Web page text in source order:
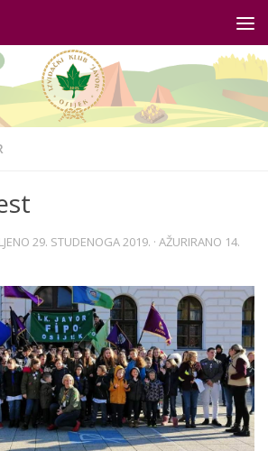
29. STUDENOGA 2019. · AŽURIRANO 14.